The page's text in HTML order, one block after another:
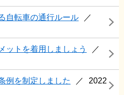
自転車の通行ルール
ットを着用しましょう
例を制定しました
2022